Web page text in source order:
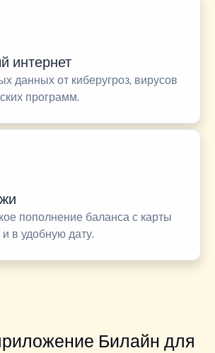
интернет
данных от киберугроз, вирусов
программ.
пополнение баланса с карты
в удобную дату.
Билайн для